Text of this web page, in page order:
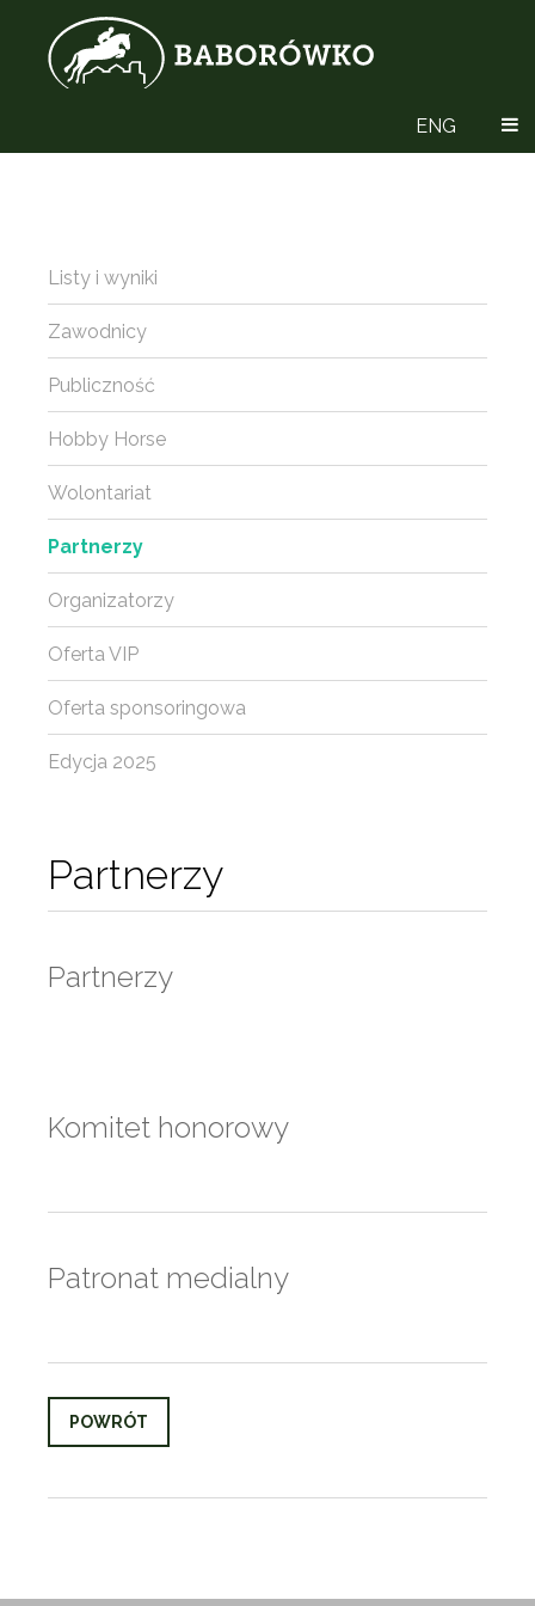
ENG
Partnerzy
Partnerzy
Komitet honorowy
Patronat medialny
POWRÓT
Listy i wyniki
Zawodnicy
Publiczność
Hobby Horse
Wolontariat
Partnerzy
Organizatorzy
Oferta VIP
Oferta sponsoringowa
Edycja 2025